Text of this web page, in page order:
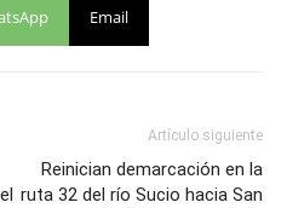
Email
Artículo siguiente
Reinician demarcación en la
ruta 32 del río Sucio hacia San